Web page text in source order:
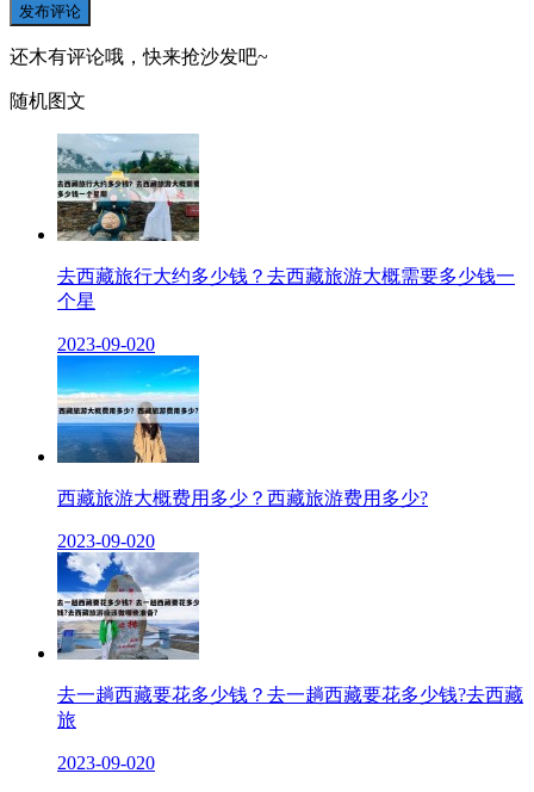
发布评论
还木有评论哦，快来抢沙发吧~
随机图文
去西藏旅行大约多少钱？去西藏旅游大概需要多少钱一
个星
2023-09-020
西藏旅游大概费用多少？西藏旅游费用多少?
2023-09-020
去一趟西藏要花多少钱？去一趟西藏要花多少钱?去西藏
旅
2023-09-020